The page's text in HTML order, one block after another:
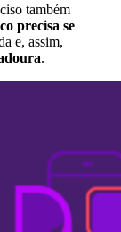
também
precisa se
e, assim,
.